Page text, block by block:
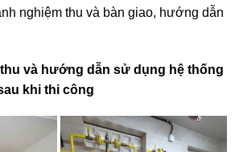
nghiệm thu và bàn giao, hướng dẫn
và hướng dẫn sử dụng hệ thống
khi thi công